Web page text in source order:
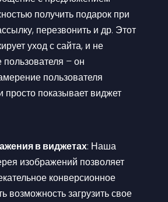
получить подарок при
перезвонить и др. Этот
уход с сайта, и не
– он
пользователя
просто показывает виджет
в виджетах: Наша
изображений позволяет
конверсионное
возможность загрузить свое